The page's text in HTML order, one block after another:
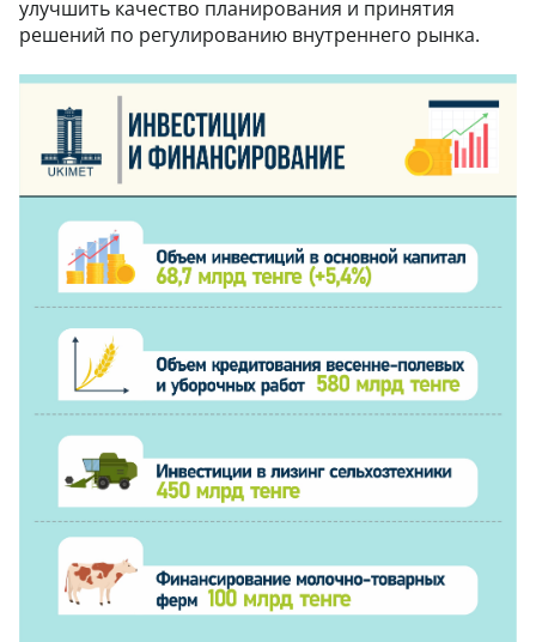
улучшить качество планирования и принятия
решений по регулированию внутреннего рынка.